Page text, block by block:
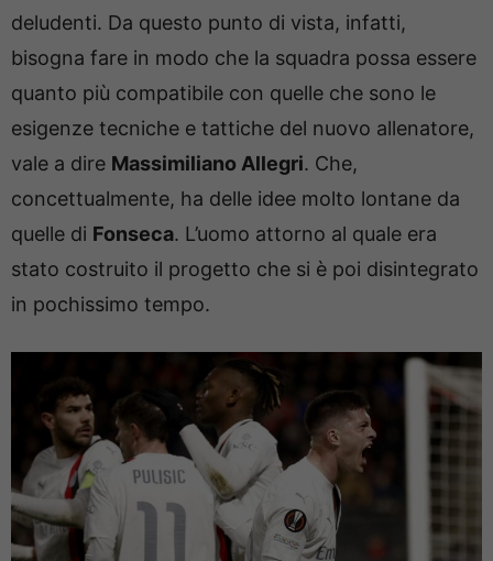
deludenti. Da questo punto di vista, infatti,
bisogna fare in modo che la squadra possa essere
quanto più compatibile con quelle che sono le
esigenze tecniche e tattiche del nuovo allenatore,
vale a dire Massimiliano Allegri. Che,
concettualmente, ha delle idee molto lontane da
quelle di Fonseca. L’uomo attorno al quale era
stato costruito il progetto che si è poi disintegrato
in pochissimo tempo.